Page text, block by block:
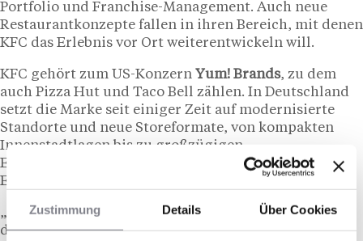
Zustimmung Details Über Cookies
Portfolio und Franchise-Management. Auch neue
Restaurantkonzepte fallen in ihren Bereich, mit denen
KFC das Erlebnis vor Ort weiterentwickeln will.
KFC gehört zum US-Konzern Yum! Brands, zu dem
auch Pizza Hut und Taco Bell zählen. In Deutschland
setzt die Marke seit einiger Zeit auf modernisierte
Standorte und neue Storeformate, von kompakten
Innenstadtlagen bis zu großzügigen
Erlebnisrestaurants. Die CDO-Rolle soll diese
Entwicklung jetzt zentral koordinieren.
„Mit Julia Lehnert gewinnen wir eine Führungskraft,
die strategisches Denken, operative Stärke und